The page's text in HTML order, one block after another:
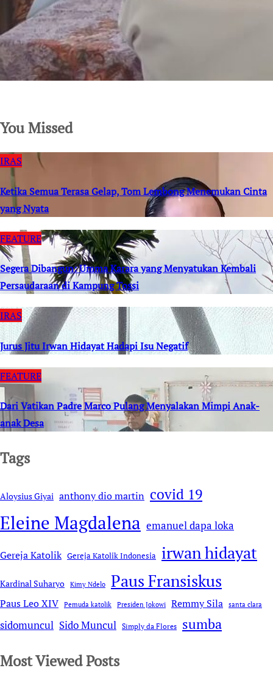
You Missed
IRAS
Ketika Semua Terasa Gelap, Tom Lembong Menemukan Cinta
yang Nyata
FEATURE
Segera Dibangun: Umma Karara yang Menyatukan Kembali
Persaudaraan di Kampung Tossi
IRAS
Jurus Jitu Irwan Hidayat Hadapi Isu Negatif
FEATURE
Dari Vatikan Padre Marco Pulang Menyalakan Mimpi Anak-
anak Desa
Tags
Aloysius Giyai anthony dio martin covid 19
Eleine Magdalena emanuel dapa loka
Gereja Katolik Gereja Katolik Indonesia irwan hidayat
Kardinal Suharyo Kimy Ndelo Paus Fransiskus
Paus Leo XIV Pemuda katolik Presiden Jokowi Remmy Sila santa clara
sidomuncul Sido Muncul Simply da Flores sumba
Most Viewed Posts